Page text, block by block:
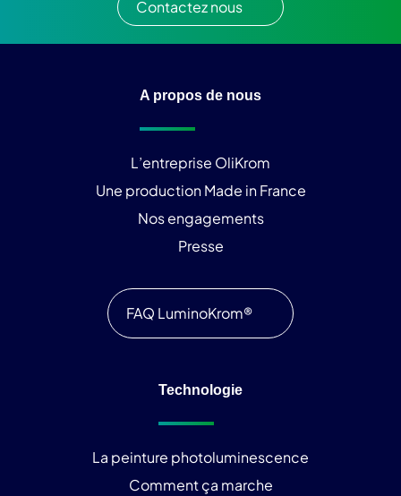
Contactez nous
A propos de nous
L’entreprise OliKrom
Une production Made in France
Nos engagements
Presse
FAQ LuminoKrom®
Technologie
La peinture photoluminescence
Comment ça marche